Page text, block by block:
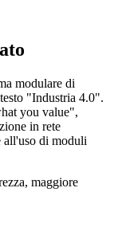
modulare di
"Industria 4.0".
you value",
in rete
all'uso di moduli
maggiore